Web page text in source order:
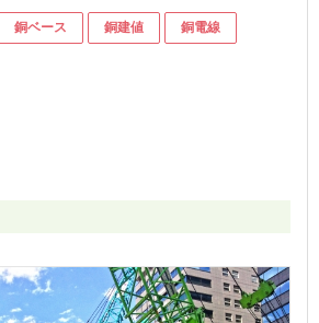
銅ベース 銅建値 銅電線